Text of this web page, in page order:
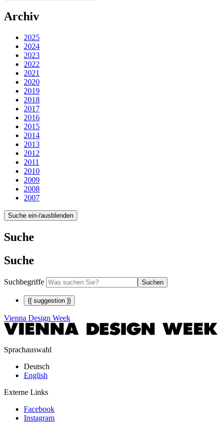
Archiv
2025
2024
2023
2022
2021
2020
2019
2018
2017
2016
2015
2014
2013
2012
2011
2010
2009
2008
2007
Suche ein-/ausblenden
Suche
Suche
Suchbegriffe Suchen
{{ suggestion }}
Vienna Design Week
Sprachauswahl
Deutsch
English
Externe Links
Facebook
Instagram